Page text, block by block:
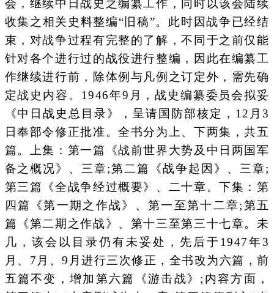
会，继续中日战史之编纂工作，同时以该会陆续
收集之相关史料整编“旧稿”。此时因战争已经结
束，对战争过程有完整的了解，不同于之前仅能
针对各个进行过的战役进行整编，因此在编纂工
作继续进行前，除体例与凡例之订定外，需先确
定战史内容。1946年9月，战史编纂委员会拟妥
《中日战史总目录》，呈请国防部核定，12月3
日奉部令修正批准。全书分为上、下两集，共五
篇。上集：第一篇《战前世界大势及中日两国军
备之概况》、三章;第二篇《战争起因》、三章;
第三篇《全战争经过概要》、二十章。下集：第
四篇《第一期之作战》、第一至第十二章;第五
篇《第二期之作战》、第十三至第三十七章。未
几，该会以目录仍有未妥处，先后于1947年3
月、7月、9月进行三次修正，全书改为六篇，前
五篇不变，增加第六篇《游击战》;内容方面，